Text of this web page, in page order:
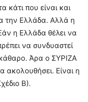
κάτι που είναι και
την Ελλάδα. Αλλά η
η Ελλάδα θέλει να
να συνδυαστεί
Άρα ο ΣΥΡΙΖΑ
ακολουθήσει. Είναι η
Β).